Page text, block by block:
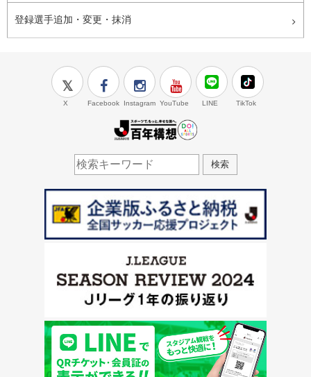
登録選手追加・変更・抹消
X Facebook Instagram YouTube LINE TikTok
検索